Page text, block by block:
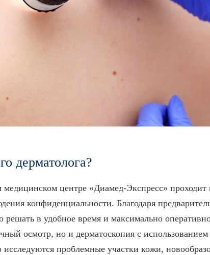
дерматолога?
центре «Диамед-Экспресс»
конфиденциальности. Благодаря
в удобное время и максимально
осмотр, но и дерматоскопия с
проблемные участки кожи,